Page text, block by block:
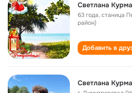
Светлана
63 года,станица
район)
Добавить в
Светлана